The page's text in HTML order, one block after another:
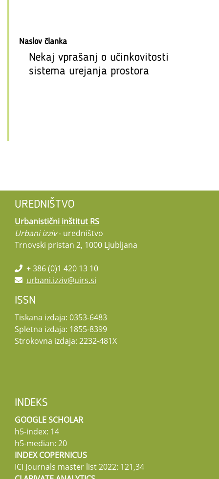
Naslov članka
Nekaj vprašanj o učinkovitosti
sistema urejanja prostora
UREDNIŠTVO
Urbanistični inštitut RS
Urbani izziv- uredništvo
Trnovski pristan 2, 1000 Ljubljana
+ 386 (0)1 420 13 10
urbani.izziv@uirs.si
ISSN
Tiskana izdaja: 0353-6483
Spletna izdaja: 1855-8399
Strokovna izdaja: 2232-481X
INDEKS
GOOGLE SCHOLAR
h5-index: 14
h5-median: 20
INDEX COPERNICUS
ICI Journals master list 2022: 121,34